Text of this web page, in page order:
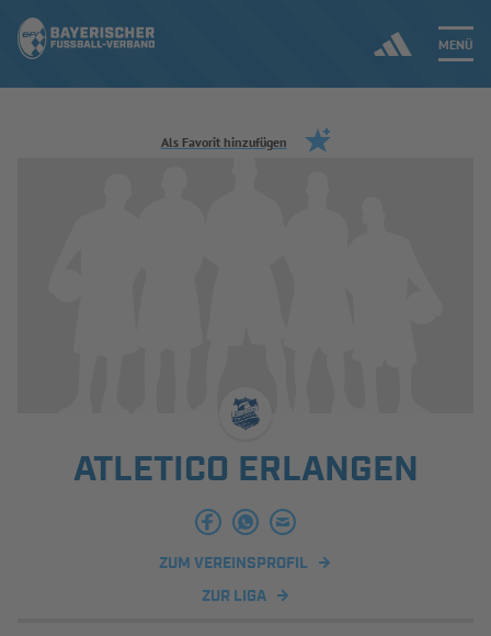
MENÜ
Jetzt einloggen
INFOTHEK SPIELPLUS
Als Favorit hinzufügen
ATLETICO ERLANGEN
ZUM VEREINSPROFIL
ZUR LIGA